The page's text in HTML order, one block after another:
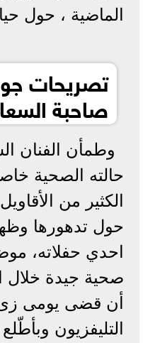
الماضية ، حول
تصريحات
صاحبة
وطمأن الفنان
حالته الصحية
الكثير من
حول تدهورها
احدي حفلاته،
صحية جيدة خلال
أن قضى يومى زى
التليفزيون